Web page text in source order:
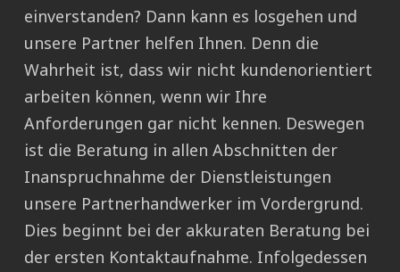
einverstanden? Dann kann es losgehen und
unsere Partner helfen Ihnen. Denn die
Wahrheit ist, dass wir nicht kundenorientiert
arbeiten können, wenn wir Ihre
Anforderungen gar nicht kennen. Deswegen
ist die Beratung in allen Abschnitten der
Inanspruchnahme der Dienstleistungen
unsere Partnerhandwerker im Vordergrund.
Dies beginnt bei der akkuraten Beratung bei
der ersten Kontaktaufnahme. Infolgedessen